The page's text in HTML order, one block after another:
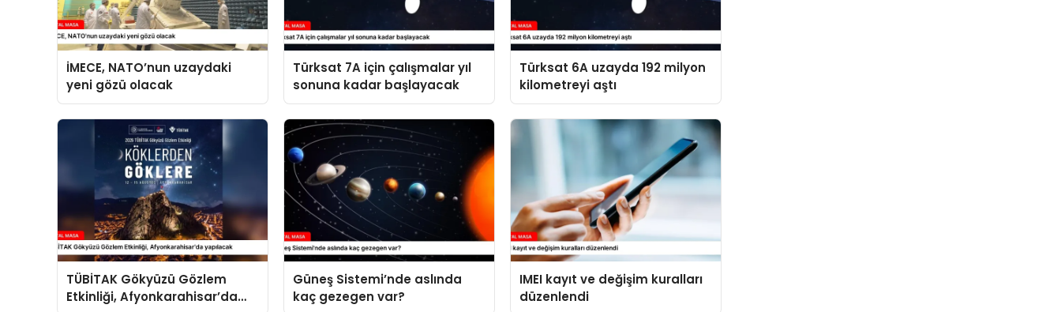
İMECE, NATO’nun uzaydaki
yeni gözü olacak
Türksat 7A için çalışmalar yıl
sonuna kadar başlayacak
Türksat 6A uzayda 192 milyon
kilometreyi aştı
TÜBİTAK Gökyüzü Gözlem
Etkinliği, Afyonkarahisar’da
Güneş Sistemi’nde aslında
kaç gezegen var?
IMEI kayıt ve değişim kuralları
düzenlendi